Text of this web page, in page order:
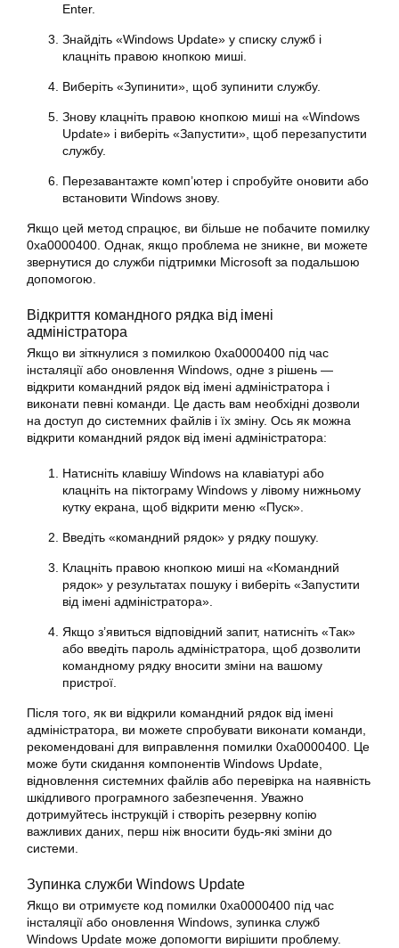
Enter.
Знайдіть «Windows Update» у списку служб і
клацніть правою кнопкою миші.
Виберіть «Зупинити», щоб зупинити службу.
Знову клацніть правою кнопкою миші на «Windows
Update» і виберіть «Запустити», щоб перезапустити
службу.
Перезавантажте комп’ютер і спробуйте оновити або
встановити Windows знову.
Якщо цей метод спрацює, ви більше не побачите помилку
0xa0000400 . Однак, якщо проблема не зникне, ви можете
звернутися до служби підтримки Microsoft за подальшою
допомогою.
Відкриття командного рядка від імені
адміністратора
Якщо ви зіткнулися з помилкою 0xa0000400 під час
інсталяції або оновлення Windows, одне з рішень —
відкрити командний рядок від імені адміністратора і
виконати певні команди. Це дасть вам необхідні дозволи
на доступ до системних файлів і їх зміну. Ось як можна
відкрити командний рядок від імені адміністратора:
Натисніть клавішу Windows на клавіатурі або
клацніть на піктограму Windows у лівому нижньому
кутку екрана, щоб відкрити меню «Пуск».
Введіть «командний рядок» у рядку пошуку.
Клацніть правою кнопкою миші на «Командний
рядок» у результатах пошуку і виберіть «Запустити
від імені адміністратора».
Якщо з’явиться відповідний запит, натисніть «Так»
або введіть пароль адміністратора, щоб дозволити
командному рядку вносити зміни на вашому
пристрої.
Після того, як ви відкрили командний рядок від імені
адміністратора, ви можете спробувати виконати команди,
рекомендовані для виправлення помилки 0xa0000400 . Це
може бути скидання компонентів Windows Update,
відновлення системних файлів або перевірка на наявність
шкідливого програмного забезпечення. Уважно
дотримуйтесь інструкцій і створіть резервну копію
важливих даних, перш ніж вносити будь-які зміни до
системи.
Зупинка служби Windows Update
Якщо ви отримуєте код помилки 0xa0000400 під час
інсталяції або оновлення Windows, зупинка служб
Windows Update може допомогти вирішити проблему.